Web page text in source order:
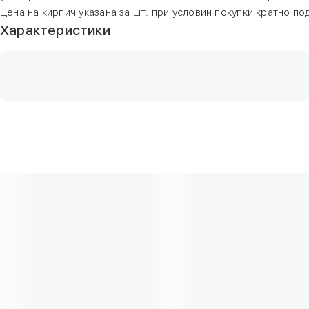
Цена на кирпич указана за шт. при условии покупки кратно
Характеристики